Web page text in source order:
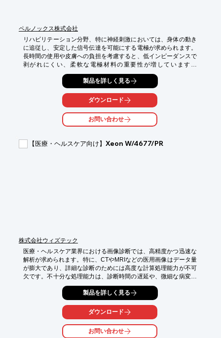
ペルノックス株式会社
リハビリテーション分野、特に神経刺激においては、身体の動き
に追従し、安定した信号伝達を可能にする電極が求められます。
長時間の使用や皮膚への負担を考慮すると、低インピーダンスで
剥がれにくい、柔軟な電極材料の重要性が増しています。
SilkyLink MFX-1100は、これらのニーズに応えるために開発され
た、薄く柔軟な電極材料です。必要な形状に切断・打ち抜いて使
用できるため、試作から製品開発までをスムーズに進めることが
【活用シーン】
・神経刺激療法における電極パッド
・身体への装着が容易なアプリケーション
製品を詳しく見る
ダウンロード
お問い合わせ
【医療・ヘルスケア向け】Xeon W/4677/PR
株式会社ウィズテック
医療・ヘルスケア業界における画像診断では、高精度かつ迅速な
解析が求められます。特に、CTやMRIなどの医用画像はデータ量
が膨大であり、詳細な診断のためには高度な計算処理能力が不可
欠です。不十分な処理能力は、診断時間の遅延や、微細な病変の
見落としにつながる可能性があります。当製品『Xeon
W/4677/Professional』は、AIやディープラーニングを活用した画
像解析に最適なGPUサーバーであり、これらの課題に対応しま
【活用シーン】
・医用画像（CT、MRI、X線など）の高速解析
製品を詳しく見る
ダウンロード
お問い合わせ